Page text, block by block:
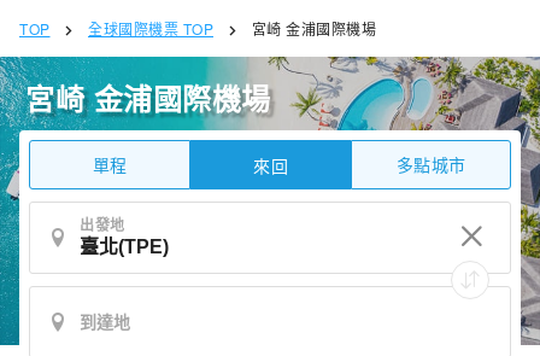
TOP 全球國際機票 TOP 宮崎 金浦國際機場
宮崎 金浦國際機場
單程 來回 多點城市
出發地